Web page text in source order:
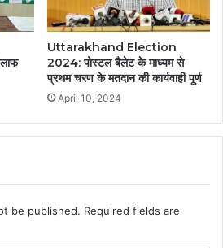
Uttarakhand Election
2024: पोस्टल बैलेट के माध्यम से
प्रथम चरण के मतदान की कार्यवाही पूर्ण
April 10, 2024
be published. Required fields are